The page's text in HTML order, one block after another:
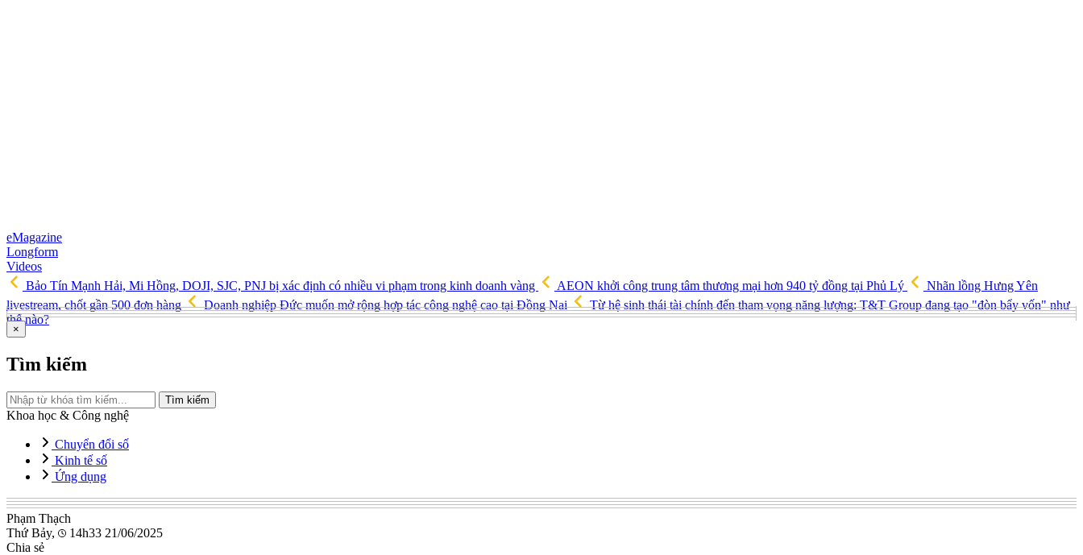
eMagazine
Longform
Videos
Bảo Tín Mạnh Hải, Mi Hồng, DOJI, SJC, PNJ bị xác định có nhiều vi phạm trong kinh doanh vàng
AEON khởi công trung tâm thương mại hơn 940 tỷ đồng tại Phủ Lý
Nhãn lồng Hưng Yên
livestream, chốt gần 500 đơn hàng
Doanh nghiệp Đức muốn mở rộng hợp tác công nghệ cao tại Đồng Nai
Từ hệ sinh thái tài chính đến tham vọng năng lượng: T&T Group đang tạo "đòn bẩy vốn" như
thế nào?
×
Tìm kiếm
Tìm kiếm
Khoa học & Công nghệ
Chuyển đổi số
Kinh tế số
Ứng dụng
Phạm Thạch
Thứ Bảy,
14h33 21/06/2025
Chia sẻ